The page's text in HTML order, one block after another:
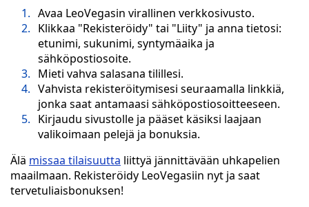
Avaa LeoVegasin virallinen verkkosivusto.
Klikkaa "Rekisteröidy" tai "Liity" ja anna tietosi:
etunimi, sukunimi, syntymäaika ja
sähköpostiosoite.
Mieti vahva salasana tilillesi.
Vahvista rekisteröitymisesi seuraamalla linkkiä,
jonka saat antamaasi sähköpostiosoitteeseen.
Kirjaudu sivustolle ja pääset käsiksi laajaan
valikoimaan pelejä ja bonuksia.
Älä missaa tilaisuutta liittyä jännittävään uhkapelien
maailmaan. Rekisteröidy LeoVegasiin nyt ja saat
tervetuliaisbonuksen!